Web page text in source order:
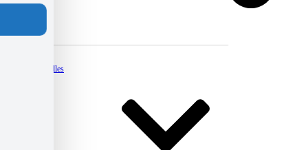
Aktuelles